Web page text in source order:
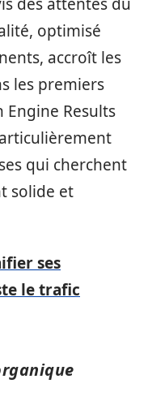
optimisé
accroît les
les premiers
Engine Results
qui cherchent
solide et
ses
le trafic